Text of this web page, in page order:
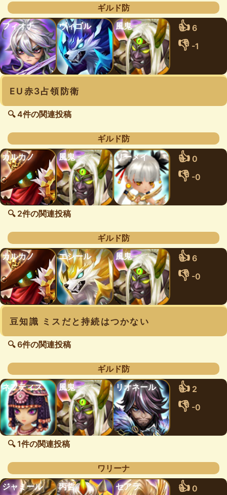
ギルド防
フィオナ
ヴィゴル 風鬼 👍 6
👎 -1
EU赤3占領防衛
🔍 4件の関連投稿
ギルド防
カルカノ
風鬼 リーメイ 👍 0
👎 -0
🔍 2件の関連投稿
ギルド防
カルカノ
エシール 風鬼 👍 6
👎 -0
豆知識 ミスだと持続はつかない
🔍 6件の関連投稿
ギルド防
ネフティス
風鬼 リオネール 👍 2
👎 -0
🔍 1件の関連投稿
ワリーナ
ジャミール
丙哲 セアラ 👍 0